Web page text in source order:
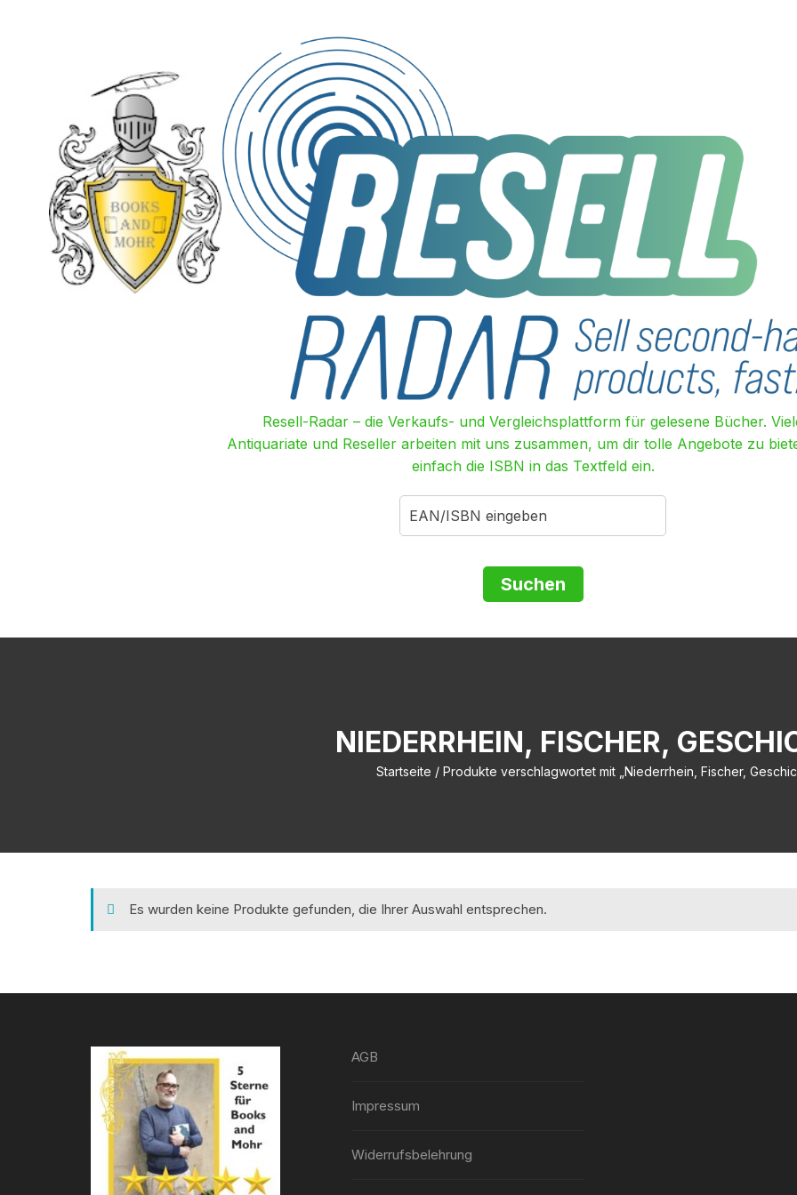
Resell-Radar – die Verkaufs- und Vergleichsplattform für gelesene Bücher.
Antiquariate und Reseller arbeiten mit uns zusammen, um dir tolle Angebote zu
einfach die ISBN in das Textfeld ein.
NIEDERRHEIN, FISCHER,
Startseite / Produkte verschlagwortet mit „Niederrhein, Fischer,
Es wurden keine Produkte gefunden, die Ihrer Auswahl entsprechen.
AGB
Impressum
Widerrufsbelehrung